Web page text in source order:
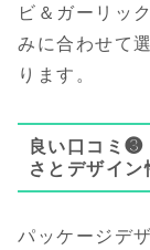
ビ＆ガーリッ
みに合わせて
ります。
良い口コミ❸
さとデザイン
パッケージデ